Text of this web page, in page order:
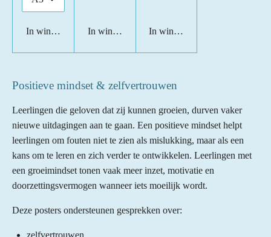
In winkelwagen In winkelwagenIn winkelwagen
Positieve mindset & zelfvertrouwen
Leerlingen die geloven dat zij kunnen groeien, durven vaker
nieuwe uitdagingen aan te gaan. Een positieve mindset helpt
leerlingen om fouten niet te zien als mislukking, maar als een
kans om te leren en zich verder te ontwikkelen. Leerlingen met
een groeimindset tonen vaak meer inzet, motivatie en
doorzettingsvermogen wanneer iets moeilijk wordt.
Deze posters ondersteunen gesprekken over: